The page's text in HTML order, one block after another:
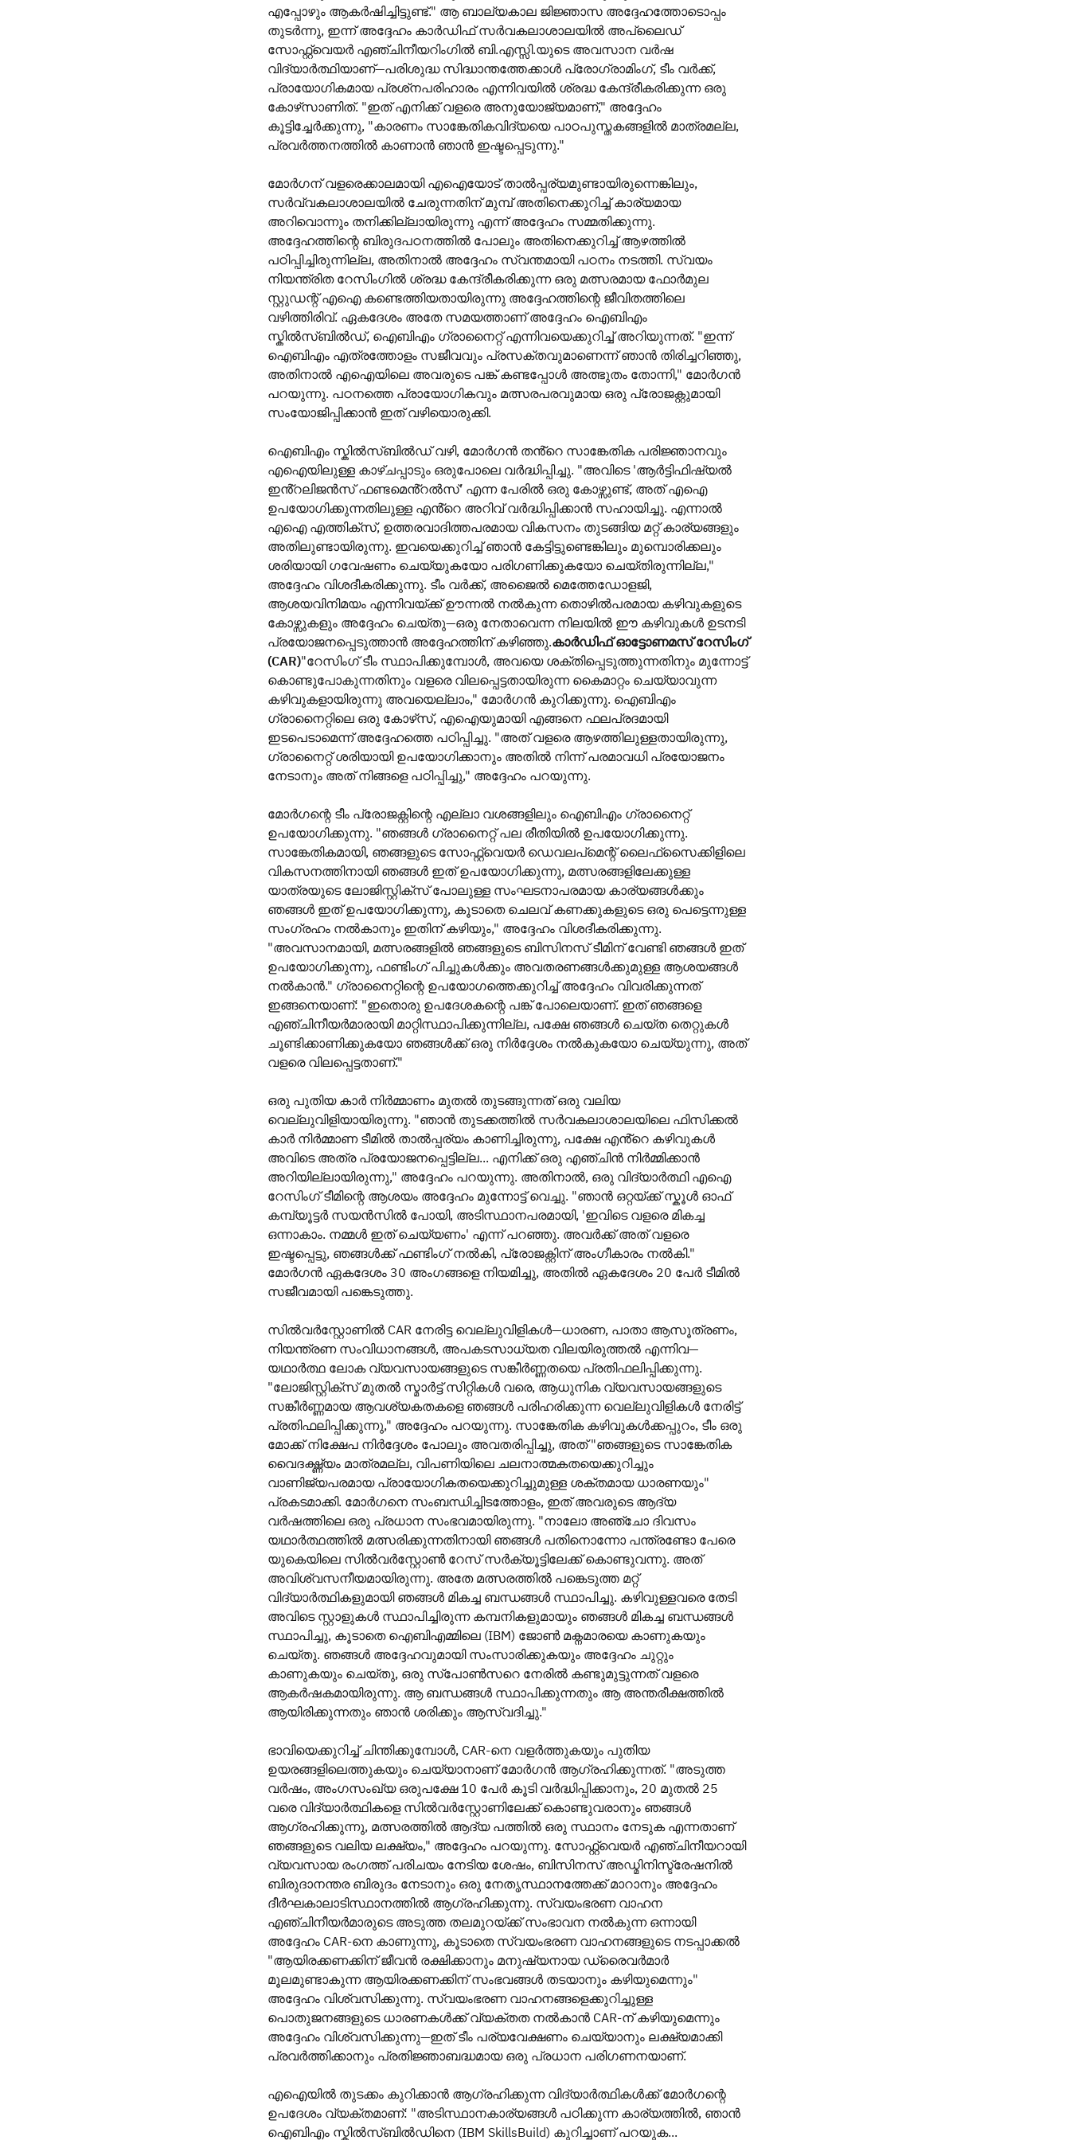
എപ്പോഴും ആകർഷിച്ചിട്ടുണ്ട്." ആ ബാല്യകാല ജിജ്ഞാസ അദ്ദേഹത്തോടൊപ്പം
തുടർന്നു, ഇന്ന് അദ്ദേഹം കാർഡിഫ് സർവകലാശാലയിൽ അപ്ലൈഡ്
സോഫ്റ്റ്‌വെയർ എഞ്ചിനീയറിംഗിൽ ബി.എസ്സി.യുടെ അവസാന വർഷ
വിദ്യാർത്ഥിയാണ്—പരിശുദ്ധ സിദ്ധാന്തത്തേക്കാൾ പ്രോഗ്രാമിംഗ്, ടീം വർക്ക്,
പ്രായോഗികമായ പ്രശ്‌നപരിഹാരം എന്നിവയിൽ ശ്രദ്ധ കേന്ദ്രീകരിക്കുന്ന ഒരു
കോഴ്‌സാണിത്. "ഇത് എനിക്ക് വളരെ അനുയോജ്യമാണ്," അദ്ദേഹം
കൂട്ടിച്ചേർക്കുന്നു, "കാരണം സാങ്കേതികവിദ്യയെ പാഠപുസ്തകങ്ങളിൽ മാത്രമല്ല,
പ്രവർത്തനത്തിൽ കാണാൻ ഞാൻ ഇഷ്ടപ്പെടുന്നു."
മോർഗന് വളരെക്കാലമായി എഐയോട് താൽപ്പര്യമുണ്ടായിരുന്നെങ്കിലും,
സർവ്വകലാശാലയിൽ ചേരുന്നതിന് മുമ്പ് അതിനെക്കുറിച്ച് കാര്യമായ
അറിവൊന്നും തനിക്കില്ലായിരുന്നു എന്ന് അദ്ദേഹം സമ്മതിക്കുന്നു.
അദ്ദേഹത്തിന്റെ ബിരുദപഠനത്തിൽ പോലും അതിനെക്കുറിച്ച് ആഴത്തിൽ
പഠിപ്പിച്ചിരുന്നില്ല, അതിനാൽ അദ്ദേഹം സ്വന്തമായി പഠനം നടത്തി. സ്വയം
നിയന്ത്രിത റേസിംഗിൽ ശ്രദ്ധ കേന്ദ്രീകരിക്കുന്ന ഒരു മത്സരമായ ഫോർമുല
സ്റ്റുഡന്റ് എഐ കണ്ടെത്തിയതായിരുന്നു അദ്ദേഹത്തിന്റെ ജീവിതത്തിലെ
വഴിത്തിരിവ്. ഏകദേശം അതേ സമയത്താണ് അദ്ദേഹം ഐബിഎം
സ്കിൽസ്ബിൽഡ്, ഐബിഎം ഗ്രാനൈറ്റ് എന്നിവയെക്കുറിച്ച് അറിയുന്നത്. "ഇന്ന്
ഐബിഎം എത്രത്തോളം സജീവവും പ്രസക്തവുമാണെന്ന് ഞാൻ തിരിച്ചറിഞ്ഞു,
അതിനാൽ എഐയിലെ അവരുടെ പങ്ക് കണ്ടപ്പോൾ അത്ഭുതം തോന്നി," മോർഗൻ
പറയുന്നു. പഠനത്തെ പ്രായോഗികവും മത്സരപരവുമായ ഒരു പ്രോജക്റ്റുമായി
സംയോജിപ്പിക്കാൻ ഇത് വഴിയൊരുക്കി.
ഐബിഎം സ്കിൽസ്ബിൽഡ് വഴി, മോർഗൻ തൻ്റെ സാങ്കേതിക പരിജ്ഞാനവും
എഐയിലുള്ള കാഴ്ചപ്പാടും ഒരുപോലെ വർദ്ധിപ്പിച്ചു. "അവിടെ 'ആർട്ടിഫിഷ്യൽ
ഇൻ്റലിജൻസ് ഫണ്ടമെൻ്റൽസ്' എന്ന പേരിൽ ഒരു കോഴ്സുണ്ട്, അത് എഐ
ഉപയോഗിക്കുന്നതിലുള്ള എൻ്റെ അറിവ് വർദ്ധിപ്പിക്കാൻ സഹായിച്ചു. എന്നാൽ
എഐ എത്തിക്സ്, ഉത്തരവാദിത്തപരമായ വികസനം തുടങ്ങിയ മറ്റ് കാര്യങ്ങളും
അതിലുണ്ടായിരുന്നു. ഇവയെക്കുറിച്ച് ഞാൻ കേട്ടിട്ടുണ്ടെങ്കിലും മുമ്പൊരിക്കലും
ശരിയായി ഗവേഷണം ചെയ്യുകയോ പരിഗണിക്കുകയോ ചെയ്തിരുന്നില്ല,"
അദ്ദേഹം വിശദീകരിക്കുന്നു. ടീം വർക്ക്, അജൈൽ മെത്തേഡോളജി,
ആശയവിനിമയം എന്നിവയ്ക്ക് ഊന്നൽ നൽകുന്ന തൊഴിൽപരമായ കഴിവുകളുടെ
കോഴ്സുകളും അദ്ദേഹം ചെയ്തു—ഒരു നേതാവെന്ന നിലയിൽ ഈ കഴിവുകൾ ഉടനടി
പ്രയോജനപ്പെടുത്താൻ അദ്ദേഹത്തിന് കഴിഞ്ഞു.കാർഡിഫ് ഓട്ടോണമസ് റേസിംഗ്
(CAR)"റേസിംഗ് ടീം സ്ഥാപിക്കുമ്പോൾ, അവയെ ശക്തിപ്പെടുത്തുന്നതിനും മുന്നോട്ട്
കൊണ്ടുപോകുന്നതിനും വളരെ വിലപ്പെട്ടതായിരുന്ന കൈമാറ്റം ചെയ്യാവുന്ന
കഴിവുകളായിരുന്നു അവയെല്ലാം," മോർഗൻ കുറിക്കുന്നു. ഐബിഎം
ഗ്രാനൈറ്റിലെ ഒരു കോഴ്‌സ്, എഐയുമായി എങ്ങനെ ഫലപ്രദമായി
ഇടപെടാമെന്ന് അദ്ദേഹത്തെ പഠിപ്പിച്ചു. "അത് വളരെ ആഴത്തിലുള്ളതായിരുന്നു,
ഗ്രാനൈറ്റ് ശരിയായി ഉപയോഗിക്കാനും അതിൽ നിന്ന് പരമാവധി പ്രയോജനം
നേടാനും അത് നിങ്ങളെ പഠിപ്പിച്ചു," അദ്ദേഹം പറയുന്നു.
മോർഗന്റെ ടീം പ്രോജക്റ്റിന്റെ എല്ലാ വശങ്ങളിലും ഐബിഎം ഗ്രാനൈറ്റ്
ഉപയോഗിക്കുന്നു. "ഞങ്ങൾ ഗ്രാനൈറ്റ് പല രീതിയിൽ ഉപയോഗിക്കുന്നു.
സാങ്കേതികമായി, ഞങ്ങളുടെ സോഫ്റ്റ്‌വെയർ ഡെവലപ്‌മെന്റ് ലൈഫ്‌സൈക്കിളിലെ
വികസനത്തിനായി ഞങ്ങൾ ഇത് ഉപയോഗിക്കുന്നു, മത്സരങ്ങളിലേക്കുള്ള
യാത്രയുടെ ലോജിസ്റ്റിക്സ് പോലുള്ള സംഘടനാപരമായ കാര്യങ്ങൾക്കും
ഞങ്ങൾ ഇത് ഉപയോഗിക്കുന്നു, കൂടാതെ ചെലവ് കണക്കുകളുടെ ഒരു പെട്ടെന്നുള്ള
സംഗ്രഹം നൽകാനും ഇതിന് കഴിയും," അദ്ദേഹം വിശദീകരിക്കുന്നു.
"അവസാനമായി, മത്സരങ്ങളിൽ ഞങ്ങളുടെ ബിസിനസ് ടീമിന് വേണ്ടി ഞങ്ങൾ ഇത്
ഉപയോഗിക്കുന്നു, ഫണ്ടിംഗ് പിച്ചുകൾക്കും അവതരണങ്ങൾക്കുമുള്ള ആശയങ്ങൾ
നൽകാൻ." ഗ്രാനൈറ്റിന്റെ ഉപയോഗത്തെക്കുറിച്ച് അദ്ദേഹം വിവരിക്കുന്നത്
ഇങ്ങനെയാണ്: "ഇതൊരു ഉപദേശകന്റെ പങ്ക് പോലെയാണ്. ഇത് ഞങ്ങളെ
എഞ്ചിനീയർമാരായി മാറ്റിസ്ഥാപിക്കുന്നില്ല, പക്ഷേ ഞങ്ങൾ ചെയ്ത തെറ്റുകൾ
ചൂണ്ടിക്കാണിക്കുകയോ ഞങ്ങൾക്ക് ഒരു നിർദ്ദേശം നൽകുകയോ ചെയ്യുന്നു, അത്
വളരെ വിലപ്പെട്ടതാണ്."
ഒരു പുതിയ കാർ നിർമ്മാണം മുതൽ തുടങ്ങുന്നത് ഒരു വലിയ
വെല്ലുവിളിയായിരുന്നു. "ഞാൻ തുടക്കത്തിൽ സർവകലാശാലയിലെ ഫിസിക്കൽ
കാർ നിർമ്മാണ ടീമിൽ താൽപ്പര്യം കാണിച്ചിരുന്നു, പക്ഷേ എൻ്റെ കഴിവുകൾ
അവിടെ അത്ര പ്രയോജനപ്പെട്ടില്ല... എനിക്ക് ഒരു എഞ്ചിൻ നിർമ്മിക്കാൻ
അറിയില്ലായിരുന്നു," അദ്ദേഹം പറയുന്നു. അതിനാൽ, ഒരു വിദ്യാർത്ഥി എഐ
റേസിംഗ് ടീമിന്റെ ആശയം അദ്ദേഹം മുന്നോട്ട് വെച്ചു. "ഞാൻ ഒറ്റയ്ക്ക് സ്കൂൾ ഓഫ്
കമ്പ്യൂട്ടർ സയൻസിൽ പോയി, അടിസ്ഥാനപരമായി, 'ഇവിടെ വളരെ മികച്ച
ഒന്നാകാം. നമ്മൾ ഇത് ചെയ്യണം' എന്ന് പറഞ്ഞു. അവർക്ക് അത് വളരെ
ഇഷ്ടപ്പെട്ടു, ഞങ്ങൾക്ക് ഫണ്ടിംഗ് നൽകി, പ്രോജക്റ്റിന് അംഗീകാരം നൽകി."
മോർഗൻ ഏകദേശം 30 അംഗങ്ങളെ നിയമിച്ചു, അതിൽ ഏകദേശം 20 പേർ ടീമിൽ
സജീവമായി പങ്കെടുത്തു.
സിൽവർസ്റ്റോണിൽ CAR നേരിട്ട വെല്ലുവിളികൾ—ധാരണ, പാതാ ആസൂത്രണം,
നിയന്ത്രണ സംവിധാനങ്ങൾ, അപകടസാധ്യത വിലയിരുത്തൽ എന്നിവ—
യഥാർത്ഥ ലോക വ്യവസായങ്ങളുടെ സങ്കീർണ്ണതയെ പ്രതിഫലിപ്പിക്കുന്നു.
"ലോജിസ്റ്റിക്സ് മുതൽ സ്മാർട്ട് സിറ്റികൾ വരെ, ആധുനിക വ്യവസായങ്ങളുടെ
സങ്കീർണ്ണമായ ആവശ്യകതകളെ ഞങ്ങൾ പരിഹരിക്കുന്ന വെല്ലുവിളികൾ നേരിട്ട്
പ്രതിഫലിപ്പിക്കുന്നു," അദ്ദേഹം പറയുന്നു. സാങ്കേതിക കഴിവുകൾക്കപ്പുറം, ടീം ഒരു
മോക്ക് നിക്ഷേപ നിർദ്ദേശം പോലും അവതരിപ്പിച്ചു, അത് "ഞങ്ങളുടെ സാങ്കേതിക
വൈദഗ്ദ്ധ്യം മാത്രമല്ല, വിപണിയിലെ ചലനാത്മകതയെക്കുറിച്ചും
വാണിജ്യപരമായ പ്രായോഗികതയെക്കുറിച്ചുമുള്ള ശക്തമായ ധാരണയും"
പ്രകടമാക്കി. മോർഗനെ സംബന്ധിച്ചിടത്തോളം, ഇത് അവരുടെ ആദ്യ
വർഷത്തിലെ ഒരു പ്രധാന സംഭവമായിരുന്നു. "നാലോ അഞ്ചോ ദിവസം
യഥാർത്ഥത്തിൽ മത്സരിക്കുന്നതിനായി ഞങ്ങൾ പതിനൊന്നോ പന്ത്രണ്ടോ പേരെ
യുകെയിലെ സിൽവർസ്റ്റോൺ റേസ് സർക്യൂട്ടിലേക്ക് കൊണ്ടുവന്നു. അത്
അവിശ്വസനീയമായിരുന്നു. അതേ മത്സരത്തിൽ പങ്കെടുത്ത മറ്റ്
വിദ്യാർത്ഥികളുമായി ഞങ്ങൾ മികച്ച ബന്ധങ്ങൾ സ്ഥാപിച്ചു. കഴിവുള്ളവരെ തേടി
അവിടെ സ്റ്റാളുകൾ സ്ഥാപിച്ചിരുന്ന കമ്പനികളുമായും ഞങ്ങൾ മികച്ച ബന്ധങ്ങൾ
സ്ഥാപിച്ചു, കൂടാതെ ഐബിഎമ്മിലെ (IBM) ജോൺ മക്നമാരയെ കാണുകയും
ചെയ്തു. ഞങ്ങൾ അദ്ദേഹവുമായി സംസാരിക്കുകയും അദ്ദേഹം ചുറ്റും
കാണുകയും ചെയ്തു, ഒരു സ്പോൺസറെ നേരിൽ കണ്ടുമുട്ടുന്നത് വളരെ
ആകർഷകമായിരുന്നു. ആ ബന്ധങ്ങൾ സ്ഥാപിക്കുന്നതും ആ അന്തരീക്ഷത്തിൽ
ആയിരിക്കുന്നതും ഞാൻ ശരിക്കും ആസ്വദിച്ചു."
ഭാവിയെക്കുറിച്ച് ചിന്തിക്കുമ്പോൾ, CAR-നെ വളർത്തുകയും പുതിയ
ഉയരങ്ങളിലെത്തുകയും ചെയ്യാനാണ് മോർഗൻ ആഗ്രഹിക്കുന്നത്. "അടുത്ത
വർഷം, അംഗസംഖ്യ ഒരുപക്ഷേ 10 പേർ കൂടി വർദ്ധിപ്പിക്കാനും, 20 മുതൽ 25
വരെ വിദ്യാർത്ഥികളെ സിൽവർസ്റ്റോണിലേക്ക് കൊണ്ടുവരാനും ഞങ്ങൾ
ആഗ്രഹിക്കുന്നു, മത്സരത്തിൽ ആദ്യ പത്തിൽ ഒരു സ്ഥാനം നേടുക എന്നതാണ്
ഞങ്ങളുടെ വലിയ ലക്ഷ്യം," അദ്ദേഹം പറയുന്നു. സോഫ്റ്റ്‌വെയർ എഞ്ചിനീയറായി
വ്യവസായ രംഗത്ത് പരിചയം നേടിയ ശേഷം, ബിസിനസ് അഡ്മിനിസ്ട്രേഷനിൽ
ബിരുദാനന്തര ബിരുദം നേടാനും ഒരു നേതൃസ്ഥാനത്തേക്ക് മാറാനും അദ്ദേഹം
ദീർഘകാലാടിസ്ഥാനത്തിൽ ആഗ്രഹിക്കുന്നു. സ്വയംഭരണ വാഹന
എഞ്ചിനീയർമാരുടെ അടുത്ത തലമുറയ്ക്ക് സംഭാവന നൽകുന്ന ഒന്നായി
അദ്ദേഹം CAR-നെ കാണുന്നു, കൂടാതെ സ്വയംഭരണ വാഹനങ്ങളുടെ നടപ്പാക്കൽ
"ആയിരക്കണക്കിന് ജീവൻ രക്ഷിക്കാനും മനുഷ്യനായ ഡ്രൈവർമാർ
മൂലമുണ്ടാകുന്ന ആയിരക്കണക്കിന് സംഭവങ്ങൾ തടയാനും കഴിയുമെന്നും"
അദ്ദേഹം വിശ്വസിക്കുന്നു. സ്വയംഭരണ വാഹനങ്ങളെക്കുറിച്ചുള്ള
പൊതുജനങ്ങളുടെ ധാരണകൾക്ക് വ്യക്തത നൽകാൻ CAR-ന് കഴിയുമെന്നും
അദ്ദേഹം വിശ്വസിക്കുന്നു—ഇത് ടീം പര്യവേക്ഷണം ചെയ്യാനും ലക്ഷ്യമാക്കി
പ്രവർത്തിക്കാനും പ്രതിജ്ഞാബദ്ധമായ ഒരു പ്രധാന പരിഗണനയാണ്.
എഐയിൽ തുടക്കം കുറിക്കാൻ ആഗ്രഹിക്കുന്ന വിദ്യാർത്ഥികൾക്ക് മോർഗന്റെ
ഉപദേശം വ്യക്തമാണ്: "അടിസ്ഥാനകാര്യങ്ങൾ പഠിക്കുന്ന കാര്യത്തിൽ, ഞാൻ
ഐബിഎം സ്കിൽസ്ബിൽഡിനെ (IBM SkillsBuild) കുറിച്ചാണ് പറയുക...